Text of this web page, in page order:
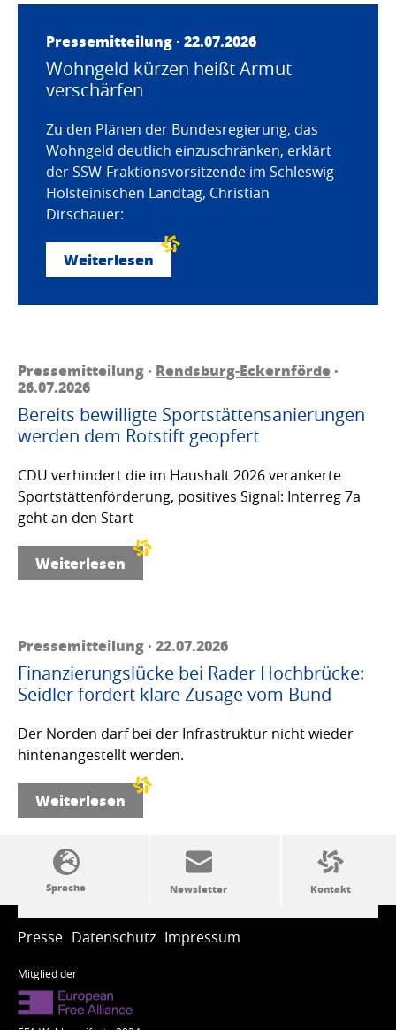
Pressemitteilung · 22.07.2026
Wohngeld kürzen heißt Armut
verschärfen
Zu den Plänen der Bundesregierung, das
Wohngeld deutlich einzuschränken, erklärt
der SSW-Fraktionsvorsitzende im Schleswig-
Holsteinischen Landtag, Christian
Dirschauer:
Weiterlesen
Pressemitteilung · Rendsburg-Eckernförde·
26.07.2026
Bereits bewilligte Sportstättensanierungen
werden dem Rotstift geopfert
CDU verhindert die im Haushalt 2026 verankerte
Sportstättenförderung, positives Signal: Interreg 7a
geht an den Start
Weiterlesen
Pressemitteilung · 22.07.2026
Finanzierungslücke bei Rader Hochbrücke:
Seidler fordert klare Zusage vom Bund
Der Norden darf bei der Infrastruktur nicht wieder
hintenangestellt werden.
Weiterlesen
SSW-Politik von A bis Z
Presse Datenschutz Impressum
Mitglied der